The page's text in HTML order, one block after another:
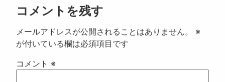
コメントを残す
メールアドレスが公開されることはありません。
※
が付いている欄は必須項目です
コメント ※